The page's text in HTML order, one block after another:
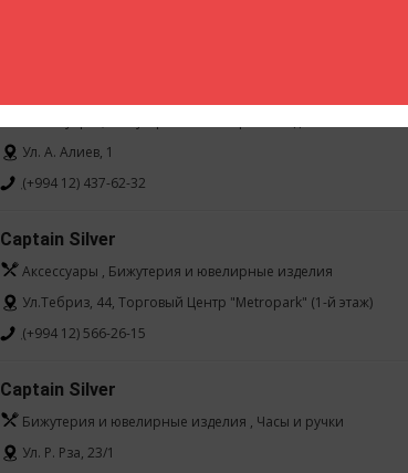
Ул. А. Алиев, 1
(+994 12) 437-62-32
Captain Silver
Аксессуары , Бижутерия и ювелирные изделия
Ул.Тебриз, 44, Торговый Центр "Metropark" (1-й этаж)
(+994 12) 566-26-15
Captain Silver
Бижутерия и ювелирные изделия , Часы и ручки
Ул. Р. Рза, 23/1